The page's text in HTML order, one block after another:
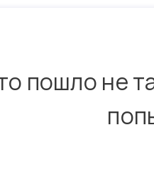
пошло не